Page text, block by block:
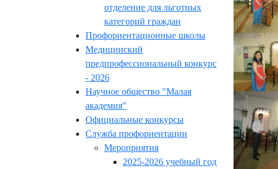
отделение для льготных
категорий граждан
Профориентационные школы
Медицинский
предпрофессиональный конкурс
- 2026
Научное общество "Малая
академия"
Официальные конкурсы
Служба профориентации
Мероприятия
2025-2026 учебный год